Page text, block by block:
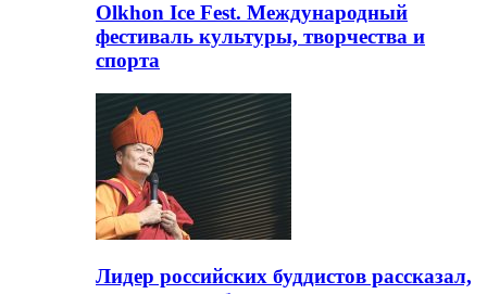
Olkhon Ice Fest. Международный
фестиваль культуры, творчества и
спорта
Лидер российских буддистов рассказал,